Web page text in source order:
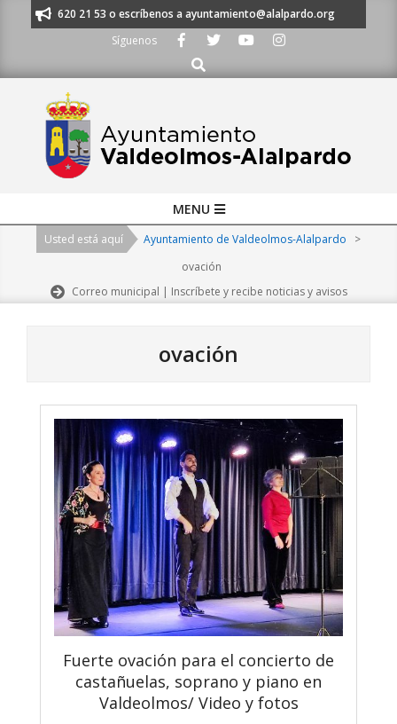
al 91 620 21 53 o escríbenos a ayuntamiento@alalpardo.org
Síguenos
Buscar
Navigation
MENU
Usted está aquí Ayuntamiento de Valdeolmos-Alalpardo
>
ovación
Correo municipal | Inscríbete y recibe noticias y avisos
ovación
Fuerte ovación para el concierto de
castañuelas, soprano y piano en
Valdeolmos/ Video y fotos